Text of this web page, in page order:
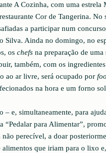
A Cozinha, com uma estrela
Cor de Tangerina. No
a participar num
Silva. Ainda no domingo, no
os chefs na preparação de uma
também, com os ingredientes
ao ar livre, será ocupado por
na hora e um forno
e, simultaneamente, para
“Pedalar para Alimentar”,
perecível, a doar
alimentos que iriam para o lixo e,